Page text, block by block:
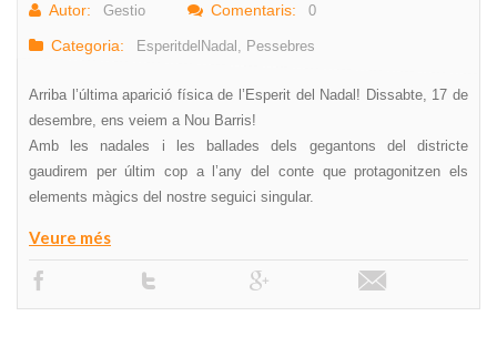
Autor: Gestio Comentaris: 0
Categoria: EsperitdelNadal , Pessebres
Arriba l’última aparició física de l’Esperit del Nadal! Dissabte, 17 de
desembre, ens veiem a Nou Barris!
Amb les nadales i les ballades dels gegantons del districte
gaudirem per últim cop a l’any del conte que protagonitzen els
elements màgics del nostre seguici singular.
Veure més